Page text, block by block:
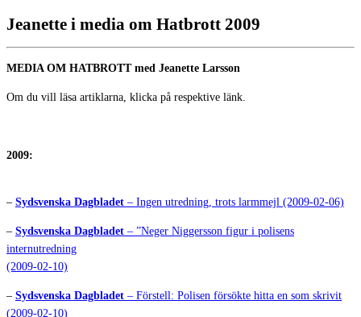
Jeanette i media om Hatbrott 2009
MEDIA OM HATBROTT med Jeanette Larsson
Om du vill läsa artiklarna, klicka på respektive länk.
2009:
– Sydsvenska Dagbladet – Ingen utredning, trots larmmejl (2009-02-06)
– Sydsvenska Dagbladet – ”Neger Niggersson figur i polisens
internutredning
(2009-02-10)
– Sydsvenska Dagbladet – Förstell: Polisen försökte hitta en som skrivit
(2009-02-10)